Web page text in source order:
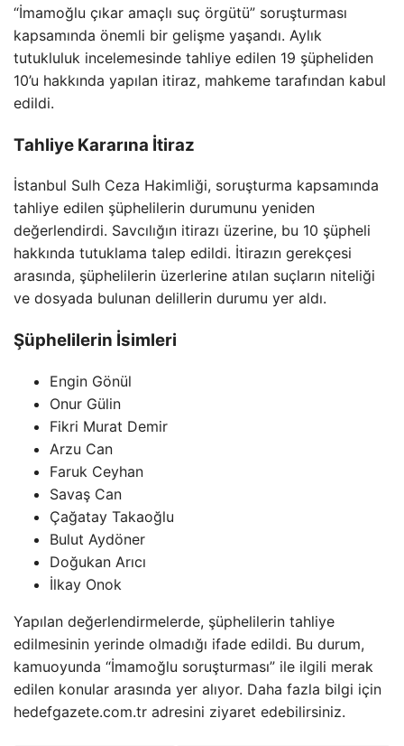
“İmamoğlu çıkar amaçlı suç örgütü” soruşturması
kapsamında önemli bir gelişme yaşandı. Aylık
tutukluluk incelemesinde tahliye edilen 19 şüpheliden
10’u hakkında yapılan itiraz, mahkeme tarafından kabul
edildi.
Tahliye Kararına İtiraz
İstanbul Sulh Ceza Hakimliği, soruşturma kapsamında
tahliye edilen şüphelilerin durumunu yeniden
değerlendirdi. Savcılığın itirazı üzerine, bu 10 şüpheli
hakkında tutuklama talep edildi. İtirazın gerekçesi
arasında, şüphelilerin üzerlerine atılan suçların niteliği
ve dosyada bulunan delillerin durumu yer aldı.
Şüphelilerin İsimleri
Engin Gönül
Onur Gülin
Fikri Murat Demir
Arzu Can
Faruk Ceyhan
Savaş Can
Çağatay Takaoğlu
Bulut Aydöner
Doğukan Arıcı
İlkay Onok
Yapılan değerlendirmelerde, şüphelilerin tahliye
edilmesinin yerinde olmadığı ifade edildi. Bu durum,
kamuoyunda “İmamoğlu soruşturması” ile ilgili merak
edilen konular arasında yer alıyor. Daha fazla bilgi için
hedefgazete.com.tr adresini ziyaret edebilirsiniz.